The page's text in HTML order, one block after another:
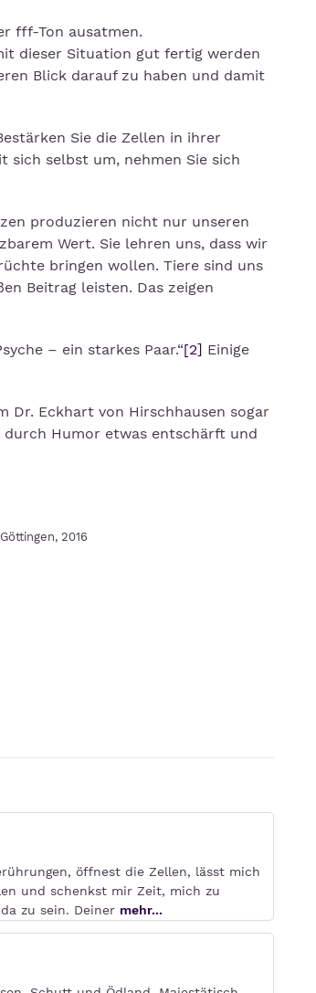
fff-Ton ausatmen.
dieser Situation gut fertig werden
Blick darauf zu haben und damit
Sie die Zellen in ihrer
sich selbst um, nehmen Sie sich
produzieren nicht nur unseren
Wert. Sie lehren uns, dass wir
bringen wollen. Tiere sind uns
Beitrag leisten. Das zeigen
– ein starkes Paar.“[2] Einige
Dr. Eckhart von Hirschhausen sogar
durch Humor etwas entschärft und
2016
öffnest die Zellen, lässt mich
und schenkst mir Zeit, mich zu
zu sein. Deiner mehr...